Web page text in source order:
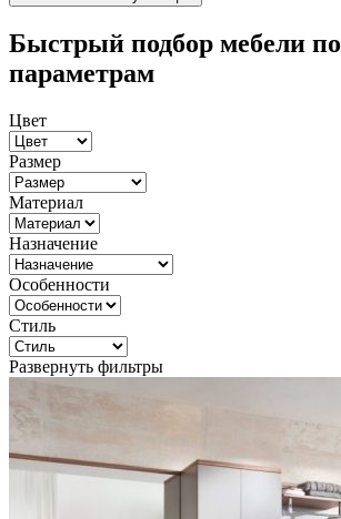
Быстрый подбор мебели по
параметрам
Цвет
Размер
Материал
Назначение
Особенности
Стиль
Развернуть фильтры